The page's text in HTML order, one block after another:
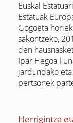
Euskal
Estatuak
Gogoeta
sakontzeko,
den
Ipar Hegoa
jardundako
pertsonek
Herrigintza